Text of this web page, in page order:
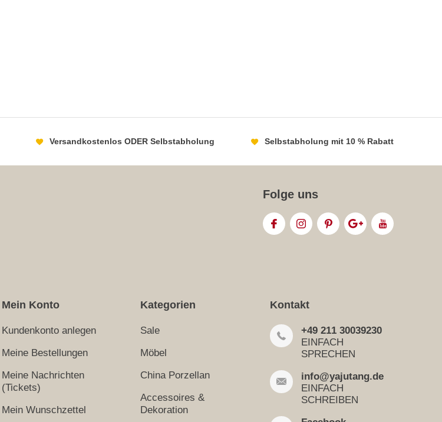
Versandkostenlos ODER Selbstabholung Selbstabholung mit 10 % Rabatt
Folge uns
Mein Konto
Kundenkonto anlegen
Meine Bestellungen
Meine Nachrichten
(Tickets)
Mein Wunschzettel
Kategorien
Sale
Möbel
China Porzellan
Accessoires &
Dekoration
Kontakt
+49 211 30039230
EINFACH
SPRECHEN
info@yajutang.de
EINFACH
SCHREIBEN